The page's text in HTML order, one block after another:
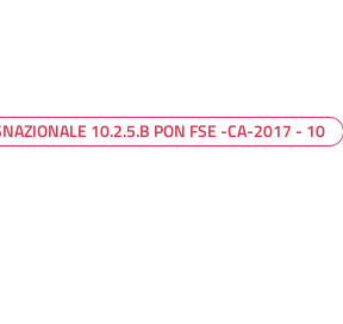
10.2.5.B PON FSE -CA-2017 - 10